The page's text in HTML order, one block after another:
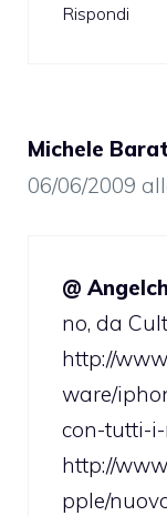
Rispondi
Michele
06/06/2009
@
no, da
http://
ware/
con-tutti-
http://
pple/